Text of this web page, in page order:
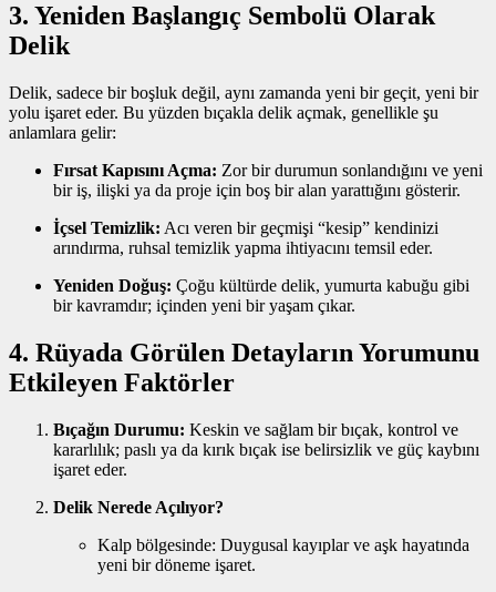
3. Yeniden Başlangıç Sembolü Olarak
Delik
Delik, sadece bir boşluk değil, aynı zamanda yeni bir geçit, yeni bir
yolu işaret eder. Bu yüzden bıçakla delik açmak, genellikle şu
anlamlara gelir:
Fırsat Kapısını Açma: Zor bir durumun sonlandığını ve yeni
bir iş, ilişki ya da proje için boş bir alan yarattığını gösterir.
İçsel Temizlik: Acı veren bir geçmişi “kesip” kendinizi
arındırma, ruhsal temizlik yapma ihtiyacını temsil eder.
Yeniden Doğuş: Çoğu kültürde delik, yumurta kabuğu gibi
bir kavramdır; içinden yeni bir yaşam çıkar.
4. Rüyada Görülen Detayların Yorumunu
Etkileyen Faktörler
Bıçağın Durumu: Keskin ve sağlam bir bıçak, kontrol ve
kararlılık; paslı ya da kırık bıçak ise belirsizlik ve güç kaybını
işaret eder.
Delik Nerede Açılıyor?
Kalp bölgesinde: Duygusal kayıplar ve aşk hayatında
yeni bir döneme işaret.